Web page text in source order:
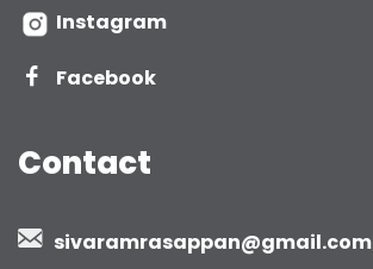
Instagram
Facebook
Contact
sivaramrasappan@gmail.com